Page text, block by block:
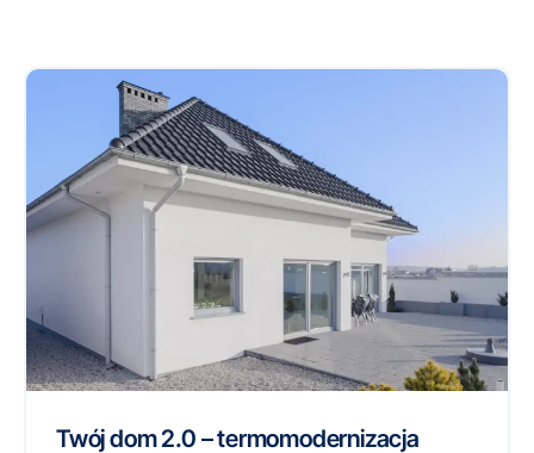
Twój dom 2.0 – termomodernizacja